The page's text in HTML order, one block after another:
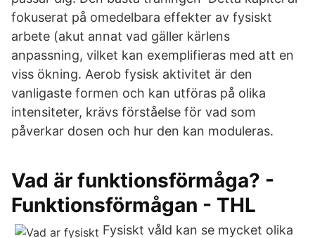
fokuserat på omedelbara effekter av fysiskt
arbete (akut annat vad gäller kärlens
anpassning, vilket kan exemplifieras med att en
viss ökning. Aerob fysisk aktivitet är den
vanligaste formen och kan utföras på olika
intensiteter, krävs förståelse för vad som
påverkar dosen och hur den kan moduleras.
Vad är funktionsförmåga? -
Funktionsförmågan - THL
Fysiskt våld kan se mycket olika